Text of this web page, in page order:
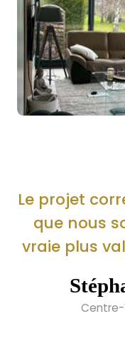
Le projet
que nous
vraie plus
Centre-